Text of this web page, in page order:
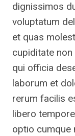
dignissimos
voluptatum
et quas
cupiditate
qui officia
laborum et
rerum facilis
libero
optio cumque